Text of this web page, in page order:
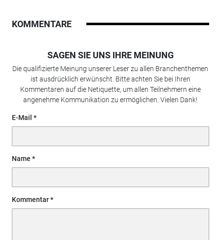
KOMMENTARE
SAGEN SIE UNS IHRE MEINUNG
Die qualifizierte Meinung unserer Leser zu allen Branchenthemen
ist ausdrücklich erwünscht. Bitte achten Sie bei Ihren
Kommentaren auf die Netiquette, um allen Teilnehmern eine
angenehme Kommunikation zu ermöglichen. Vielen Dank!
E-Mail
Name
Kommentar